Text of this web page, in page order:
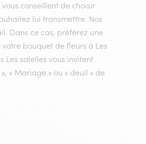
conseillent de choisir
lui transmettre. Nos
Dans ce cas, préférez une
bouquet de fleurs à Les
Les salelles vous invitent
« Mariage » ou « deuil » de